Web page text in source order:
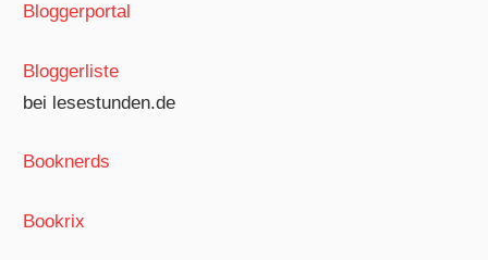
Bloggerportal
Bloggerliste
bei lesestunden.de
Booknerds
Bookrix